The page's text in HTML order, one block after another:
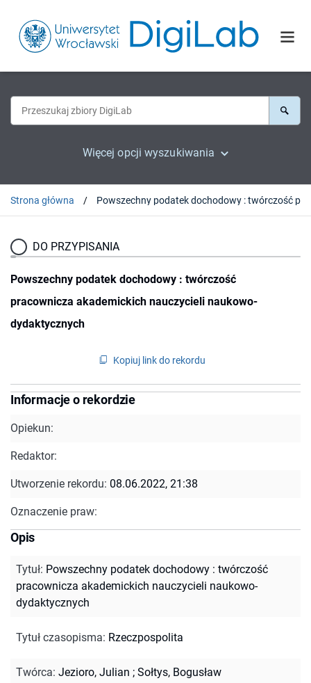
Więcej opcji wyszukiwania
Strona główna
DO PRZYPISANIA
Powszechny podatek dochodowy : twórczość
pracownicza akademickich nauczycieli naukowo-
dydaktycznych
Kopiuj link do rekordu
Informacje o rekordzie
Opiekun:
Redaktor:
Utworzenie rekordu: 08.06.2022, 21:38
Oznaczenie praw:
Opis
Tytuł: Powszechny podatek dochodowy : twórczość
pracownicza akademickich nauczycieli naukowo-
dydaktycznych
Tytuł czasopisma: Rzeczpospolita
Twórca: Jezioro, Julian ; Sołtys, Bogusław